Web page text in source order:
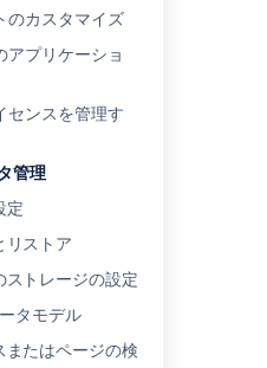
のカスタマイズ
プリケーショ
センスを管理す
管理
定
リストア
ストレージの設定
タモデル
またはページの検
能
Center で
)